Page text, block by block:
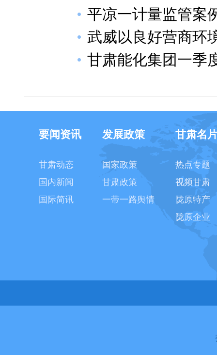
平凉一计量监管案
武威以良好营商环
甘肃能化集团一季
要闻资讯
甘肃动态
国内新闻
国际简讯
发展政策
国家政策
甘肃政策
一带一路舆情
甘肃名
热点专题
视频甘肃
陇原特产
陇原企业